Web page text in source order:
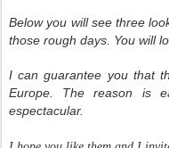
Below you will see three
those rough days. You will
I can guarantee you that
Europe. The reason is
espectacular.